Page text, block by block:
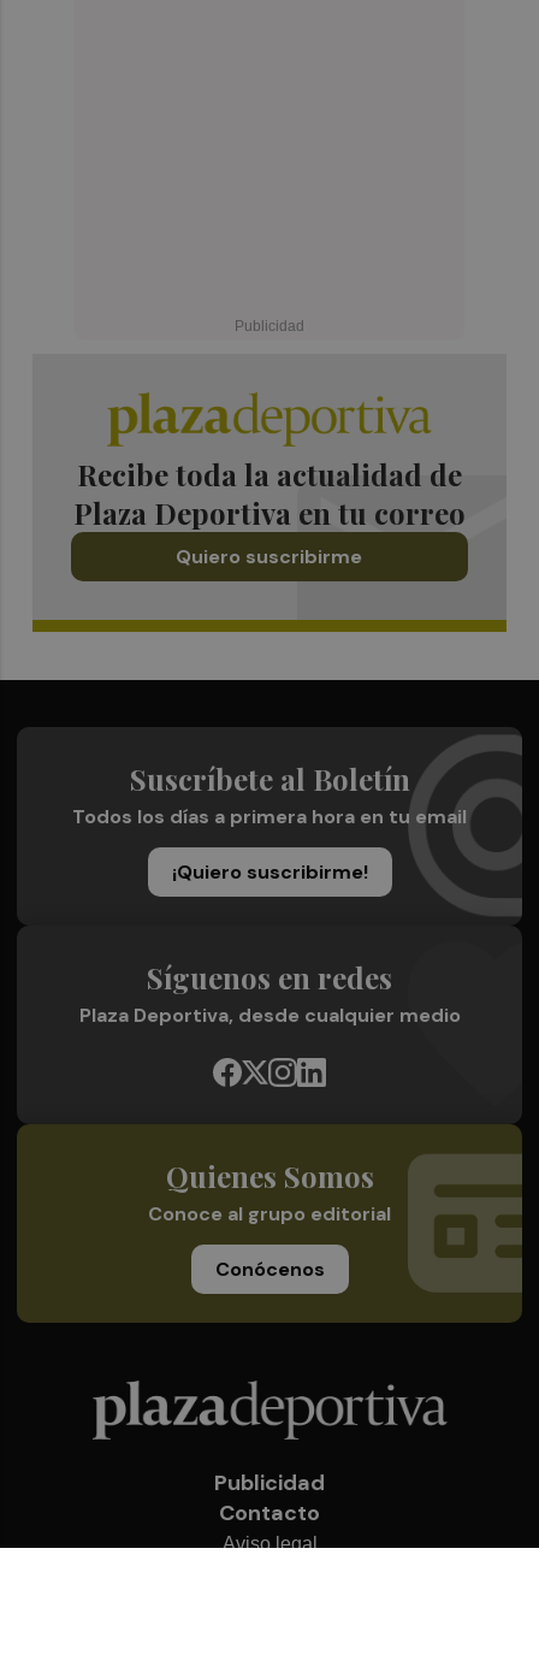
Recibe toda la actualidad de
Plaza Deportiva en tu correo
Quiero suscribirme
Suscríbete al Boletín
Todos los días a primera hora en tu email
¡Quiero suscribirme!
Síguenos en redes
Plaza Deportiva, desde cualquier medio
Quienes Somos
Conoce al grupo editorial
Conócenos
Publicidad
Contacto
Aviso legal